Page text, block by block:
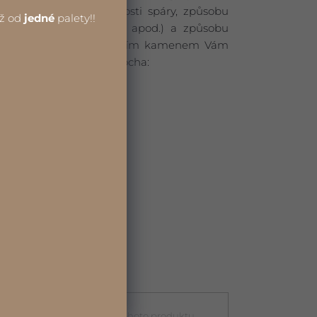
% – záleží na velikosti spáry, způsobu
opracování kladívkem apod.) a způsobu
zkušeností s naším kamenem Vám
množství kamene/plocha:
od jednépalety!!